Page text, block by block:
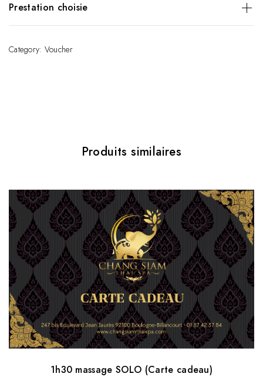
Prestation choisie
Category: Voucher
Produits similaires
1h30 massage SOLO (Carte cadeau)